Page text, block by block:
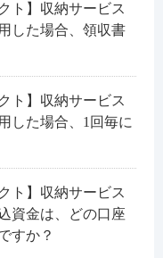
ト】収納サービス
した場合、領収書
ト】収納サービス
した場合、1回毎に
ト】収納サービス
資金は、どの口座
すか？